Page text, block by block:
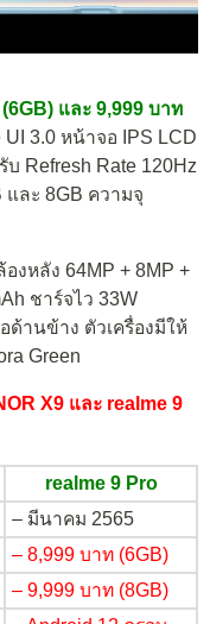
และ 9,999 บาท
3.0 หน้าจอ IPS LCD
Refresh Rate 120Hz
และ 8GB ความจุ
งหลัง 64MP + 8MP +
ชาร์จไว 33W
านข้าง ตัวเครื่องมีให้
Green
X9 และ realme 9
realme 9 Pro
– มีนาคม 2565
– 8,999 บาท (6GB)
– 9,999 บาท (8GB)